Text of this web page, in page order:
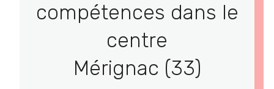
compétences dans le
centre
Mérignac (33)